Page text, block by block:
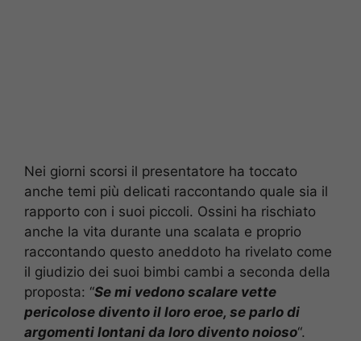
Nei giorni scorsi il presentatore ha toccato
anche temi più delicati raccontando quale sia il
rapporto con i suoi piccoli. Ossini ha rischiato
anche la vita durante una scalata e proprio
raccontando questo aneddoto ha rivelato come
il giudizio dei suoi bimbi cambi a seconda della
proposta: “Se mi vedono scalare vette
pericolose divento il loro eroe, se parlo di
argomenti lontani da loro divento noioso“.